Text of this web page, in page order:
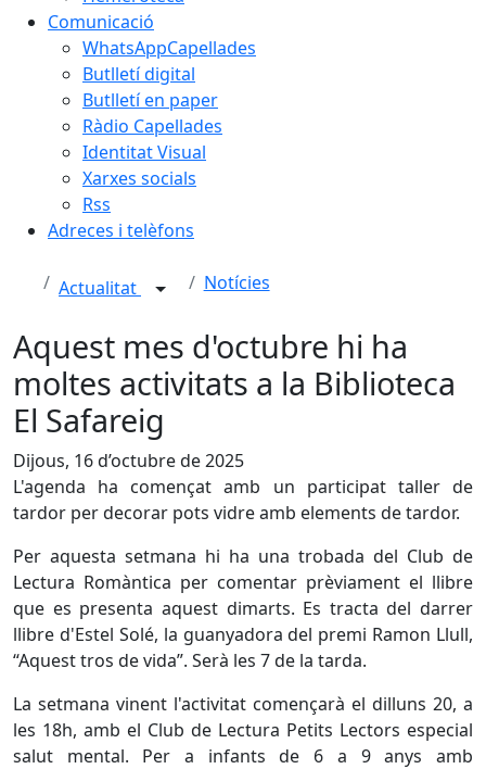
Comunicació
WhatsAppCapellades
Butlletí digital
Butlletí en paper
Ràdio Capellades
Identitat Visual
Xarxes socials
Rss
Adreces i telèfons
Actualitat Notícies
Aquest mes d'octubre hi ha
moltes activitats a la Biblioteca
El Safareig
Dijous, 16 d’octubre de 2025
L'agenda ha començat amb un participat taller de
tardor per decorar pots vidre amb elements de tardor.
Per aquesta setmana hi ha una trobada del Club de
Lectura Romàntica per comentar prèviament el llibre
que es presenta aquest dimarts. Es tracta del darrer
llibre d'Estel Solé, la guanyadora del premi Ramon Llull,
“Aquest tros de vida”. Serà les 7 de la tarda.
La setmana vinent l'activitat començarà el dilluns 20, a
les 18h, amb el Club de Lectura Petits Lectors especial
salut mental. Per a infants de 6 a 9 anys amb